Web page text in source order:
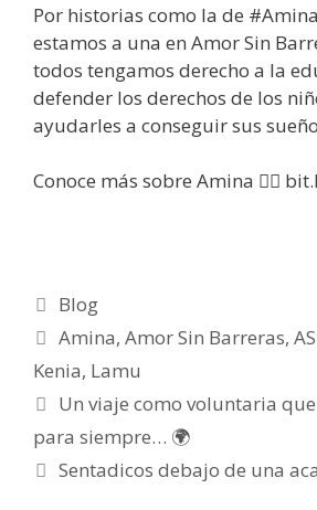
Por historias como la de
estamos a una en Amor Sin
todos tengamos derecho a la
defender los derechos de los
ayudarles a conseguir sus
Conoce más sobre Amina 👉🏼
Blog
Amina,Amor Sin Barreras,
Kenia, Lamu
Un viaje como voluntaria
para siempre… 🌍
Sentadicos debajo de una